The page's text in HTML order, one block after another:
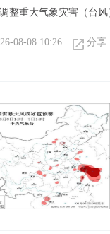
整重大气象灾害（台
08-08 10:26 分享